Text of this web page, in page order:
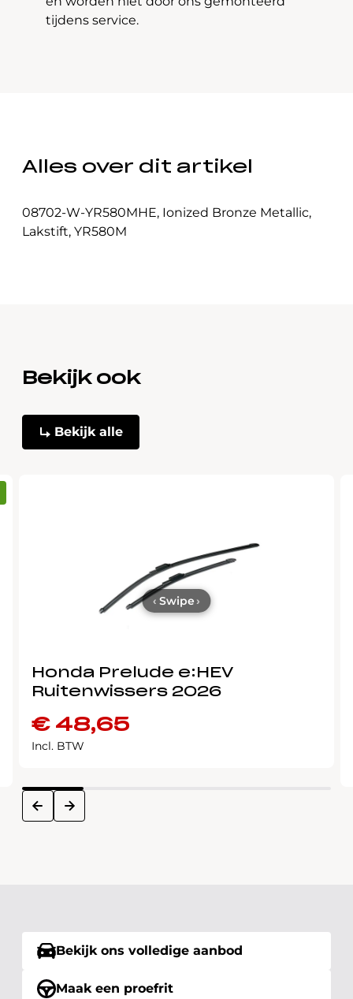
tijdens service.
Alles over dit artikel
08702-W-YR580MHE, Ionized Bronze Metallic,
Lakstift, YR580M
Bekijk ook
Bekijk alle
Honda Prelude e:HEV
Ruitenwissers 2026
€48,65
Incl. BTW
prev next
‹ Swipe ›
Bekijk ons volledige aanbod
Maak een proefrit